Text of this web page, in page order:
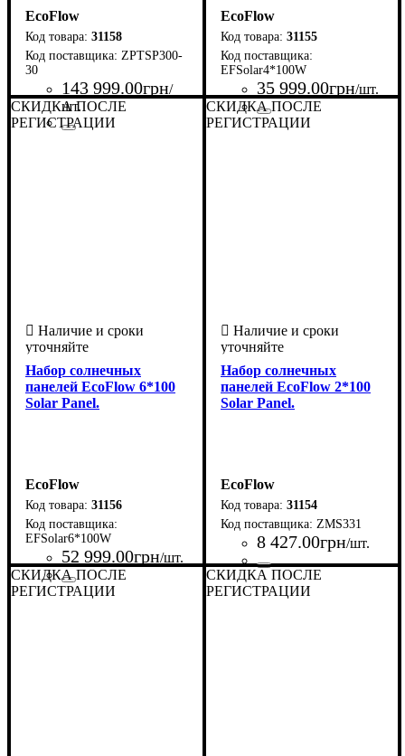
EcoFlow
31158
ZPTSP300-
30
143 999.00грн/
шт.
EcoFlow
31155
EFSolar4*100W
35 999.00грн/шт.
Страна-производитель
Серия: Solar Panel
СКИДКА ПОСЛЕ
РЕГИСТРАЦИИ
Набор солнечных
панелей EcoFlow 6*100
Solar Panel.
EcoFlow
31156
EFSolar6*100W
52 999.00грн/шт.
Страна-производитель
Серия: Solar Panel
СКИДКА ПОСЛЕ
РЕГИСТРАЦИИ
Набор солнечных
панелей EcoFlow 2*100
Solar Panel.
EcoFlow
31154
ZMS331
8 427.00грн/шт.
Страна-производитель
США
Серия: Solar Panel
СКИДКА ПОСЛЕ
РЕГИСТРАЦИИ
СКИДКА ПОСЛЕ
РЕГИСТРАЦИИ